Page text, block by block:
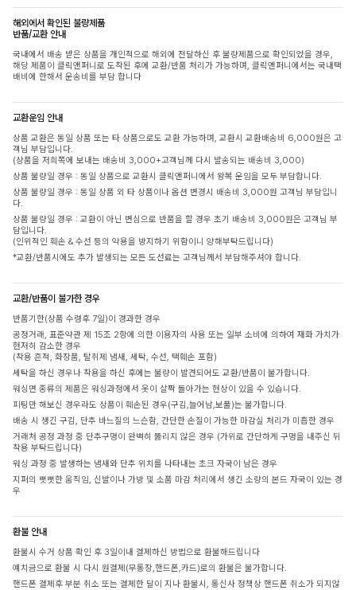
해외에서 확인된 불량제품
반품/교환 안내
국내에서 배송 받은 상품을 개인적으로 해외에 전달하신 후 불량제품으로 확인되었을 경우,
해당 제품이 클릭앤퍼니로 도착된 후에 교환/반품 처리가 가능하며, 클릭앤퍼니에서는 국내택
배비에 한해서 운송비를 부담 합니다
교환운임 안내
상품 교환은 동일 상품 또는 타 상품으로도 교환 가능하며, 교환시 교환배송비 6,000원은 고
객님 부담입니다.
(상품을 저희쪽에 보내는 배송비 3,000+고객님께 다시 발송되는 배송비 3,000)
상품 불량일 경우 : 동일 상품으로 교환시 클릭앤퍼니에서 왕복 운임을 모두 부담합니다.
상품 불량일 경우 : 동일 상품 외 타 상품이나 옵션 변경시 배송비 3,000원 고객님 부담입니
다.
상품 불량일 경우 : 교환이 아닌 변심으로 반품을 할 경우 초기 배송비 3,000원은 고객님 부
담입니다.
(인위적인 훼손 & 수선 등의 악용을 방지하기 위함이니 양해부탁드립니다)
*교환/반품시에도 추가 발생되는 모든 도선료는 고객님께서 부담해주셔야 합니다.
교환/반품이 불가한 경우
반품기한(상품 수령후 7일)이 경과한 경우
공정거래, 표준약관 제 15조 2항에 의한 이용자의 사용 또는 일부 소비에 의하여 재화 가치가
현저히 감소한 경우
(착용 흔적, 화장품, 탈취제 냄새, 세탁, 수선, 택훼손 포함)
세탁을 하신 경우나 착용을 하신 후에는 불량이 발견되어도 교환/반품이 불가합니다.
워싱면 종류의 제품은 워싱과정에서 옷이 살짝 돌아가는 현상이 있을 수 있습니다.
피팅만 해보신 경우라도 상품이 훼손된 경우(구김,늘어남,보풀)는 불가합니다.
배송 시 생긴 구김, 단추 바느질의 느슨함, 간단한 손질이 가능한 마감실 처리가 미흡한 경우
거래처 공정 과정 중 단추구멍이 완벽히 뚫리지 않은 경우 (가위로 간단하게 구멍을 내주신 뒤
착용 부탁드립니다)
워싱 과정 중 발생하는 냄새와 단추 위치를 나타내는 초크 자국이 남은 경우
지퍼의 뻣뻣한 움직임, 신발이나 가방 및 소품 마감 처리에서 생긴 소량의 본드 자국이 있는 경
우
환불 안내
환불시 수거 상품 확인 후 3일이내 결제하신 방법으로 환불해드립니다
예치금으로 환불 시 다시 원결제(무통장,핸드폰,카드)로의 환불은 불가합니다.
핸드폰 결제후 부분 취소 또는 결제한 달이 지나 환불시, 통신사 정책상 핸드폰 취소가 되지않